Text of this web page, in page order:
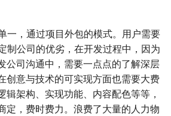
一，通过项目外包的模式。用户需要
制公司的优劣，在开发过程中，因为
公司沟通中，需要一点点的了解深层
创意与技术的可实现方面也需要大费
辑架构、实现功能、内容配色等等，
定，费时费力。浪费了大量的人力物